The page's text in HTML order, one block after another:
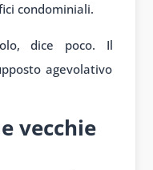
condominiali.
dice poco. Il
agevolativo
vecchie